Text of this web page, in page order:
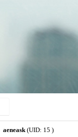
aeneask(UID: 15 )